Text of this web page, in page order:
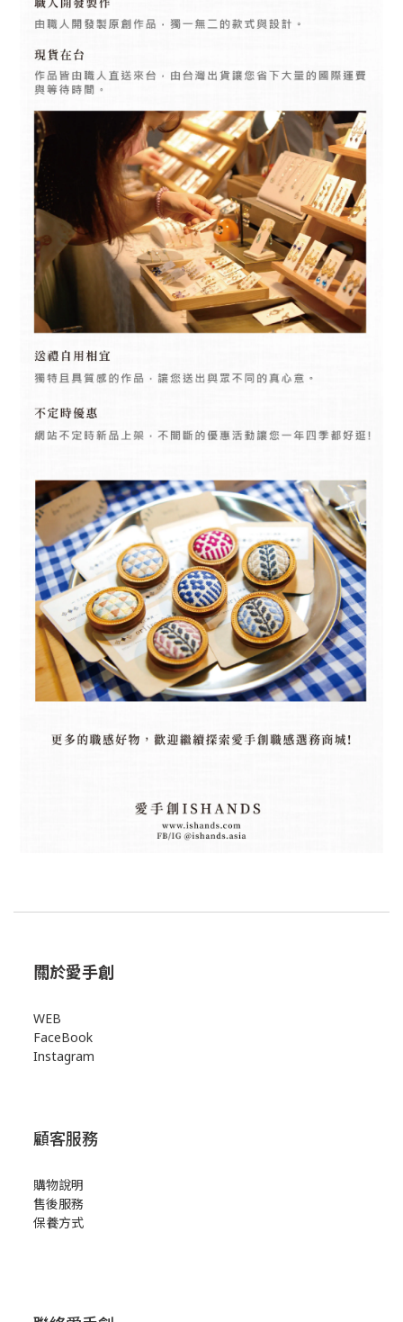
關於愛手創
WEB
FaceBook
Instagram
顧客服務
購物說明
售後服務
保養方式